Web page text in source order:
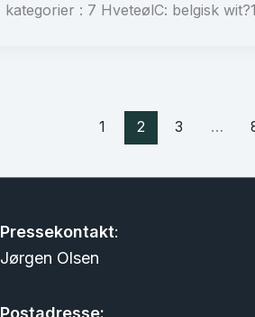
kategorier : 7 HveteølC: belgisk
1 2 3 …
Pressekontakt:
Jørgen Olsen
Postadresse: